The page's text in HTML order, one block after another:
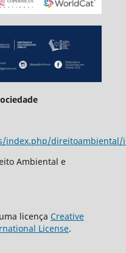
index.php/direitoambiental/
Ambiental e
licença Creative
License.